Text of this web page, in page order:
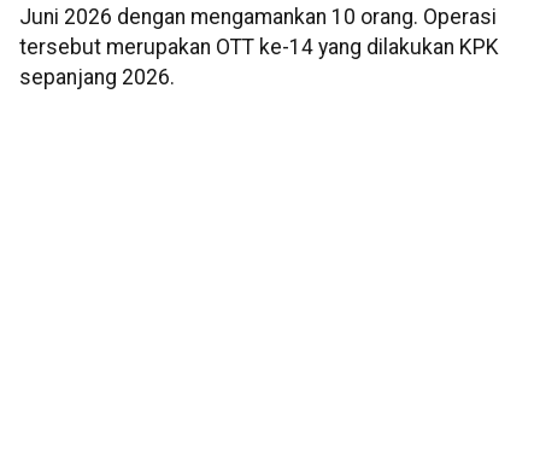
Juni 2026 dengan mengamankan 10 orang. Operasi
tersebut merupakan OTT ke-14 yang dilakukan KPK
sepanjang 2026.